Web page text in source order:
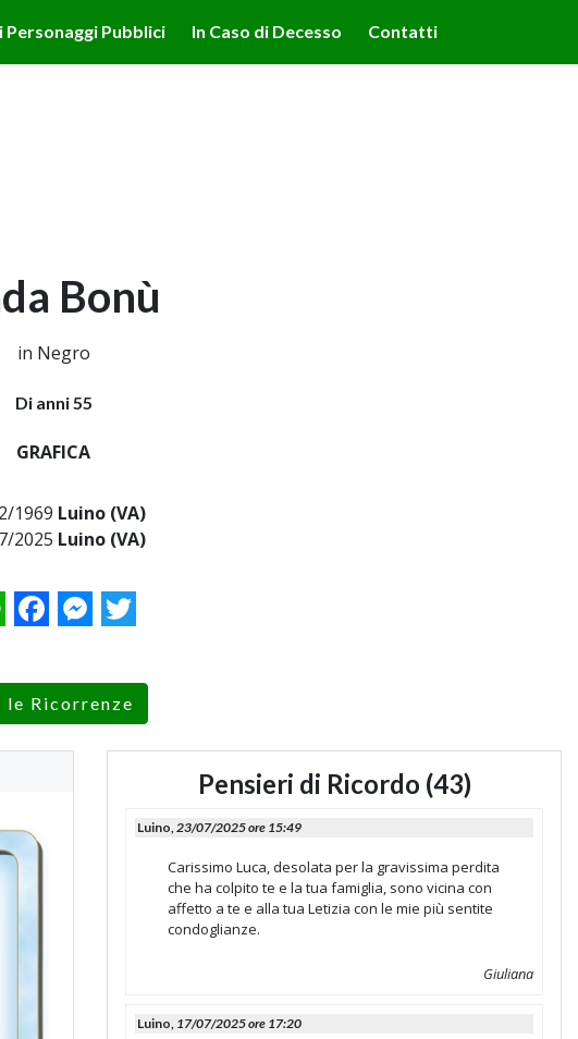
Personaggi Pubblici In Caso di Decesso Contatti
Bonù
in Negro
Di anni 55
GRAFICA
1969 Luino (VA)
2025 Luino (VA)
FacebookMessenger
Twitter
le Ricorrenze
Pensieri di Ricordo (43)
Luino,23/07/2025 ore 15:49
Carissimo Luca, desolata per la gravissima perdita
che ha colpito te e la tua famiglia, sono vicina con
affetto a te e alla tua Letizia con le mie più sentite
condoglianze.
Giuliana
Luino, 17/07/2025 ore 17:20
all'uso dei cookie. Ulteriori informazioni